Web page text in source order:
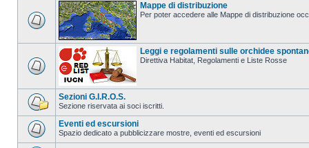
Mappe di distribuzione
Per poter accedere alle Mappe di distribuzione
Leggi e regolamenti sulle orchidee
Direttiva Habitat, Regolamenti e Liste Rosse
Sezioni G.I.R.O.S.
Sezione riservata ai soci iscritti.
Eventi ed escursioni
Spazio dedicato a pubblicizzare mostre, eventi ed escursioni